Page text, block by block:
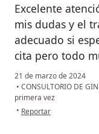
Excelente
mis dudas y el
adecuado si
cita pero todo
21 de marzo de 2024
• CONSULTORIO DE
primera vez
• en opinión del usuario
Reportar